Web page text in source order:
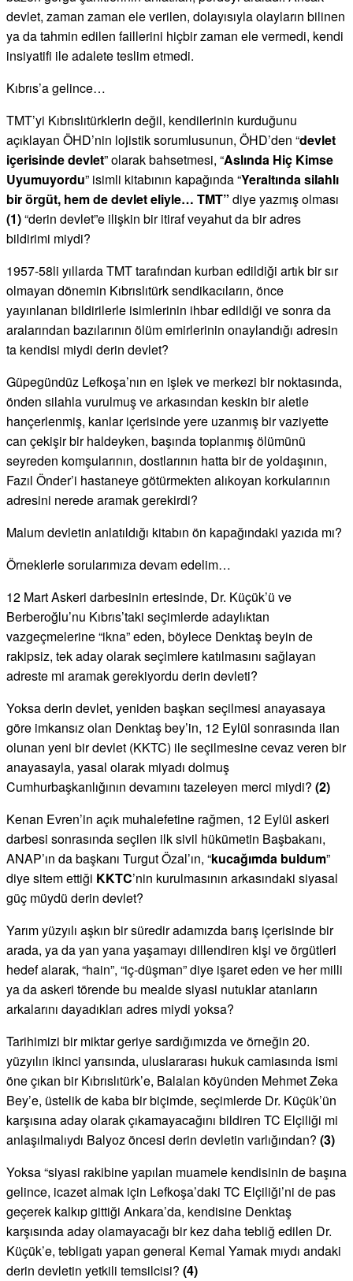
devlet, zaman zaman ele verilen, dolayısıyla olayların bilinen
ya da tahmin edilen faillerini hiçbir zaman ele vermedi, kendi
insiyatifi ile adalete teslim etmedi.
Kıbrıs’a gelince…
TMT’yi Kıbrıslıtürklerin değil, kendilerinin kurduğunu
açıklayan ÖHD’nin lojistik sorumlusunun, ÖHD’den “devlet
içerisinde devlet” olarak bahsetmesi, “Aslında Hiç Kimse
Uyumuyordu” isimli kitabının kapağında “Yeraltında silahlı
bir örgüt, hem de devlet eliyle… TMT” diye yazmış olması
(1)“derin devlet”e ilişkin bir itiraf veyahut da bir adres
bildirimi miydi?
1957-58li yıllarda TMT tarafından kurban edildiği artık bir sır
olmayan dönemin Kıbrıslıtürk sendikacıların, önce
yayınlanan bildirilerle isimlerinin ihbar edildiği ve sonra da
aralarından bazılarının ölüm emirlerinin onaylandığı adresin
ta kendisi miydi derin devlet?
Güpegündüz Lefkoşa’nın en işlek ve merkezi bir noktasında,
önden silahla vurulmuş ve arkasından keskin bir aletle
hançerlenmiş, kanlar içerisinde yere uzanmış bir vaziyette
can çekişir bir haldeyken, başında toplanmış ölümünü
seyreden komşularının, dostlarının hatta bir de yoldaşının,
Fazıl Önder’i hastaneye götürmekten alıkoyan korkularının
adresini nerede aramak gerekirdi?
Malum devletin anlatıldığı kitabın ön kapağındaki yazıda mı?
Örneklerle sorularımıza devam edelim…
12 Mart Askeri darbesinin ertesinde, Dr. Küçük’ü ve
Berberoğlu’nu Kıbrıs’taki seçimlerde adaylıktan
vazgeçmelerine “ikna” eden, böylece Denktaş beyin de
rakipsiz, tek aday olarak seçimlere katılmasını sağlayan
adreste mi aramak gerekiyordu derin devleti?
Yoksa derin devlet, yeniden başkan seçilmesi anayasaya
göre imkansız olan Denktaş bey’in, 12 Eylül sonrasında ilan
olunan yeni bir devlet (KKTC) ile seçilmesine cevaz veren bir
anayasayla, yasal olarak miyadı dolmuş
Cumhurbaşkanlığının devamını tazeleyen merci miydi? (2)
Kenan Evren’in açık muhalefetine rağmen, 12 Eylül askeri
darbesi sonrasında seçilen ilk sivil hükümetin Başbakanı,
ANAP’ın da başkanı Turgut Özal’ın, “kucağımda buldum”
diye sitem ettiği KKTC’nin kurulmasının arkasındaki siyasal
güç müydü derin devlet?
Yarım yüzyılı aşkın bir süredir adamızda barış içerisinde bir
arada, ya da yan yana yaşamayı dillendiren kişi ve örgütleri
hedef alarak, “hain”, “iç-düşman” diye işaret eden ve her milli
ya da askeri törende bu mealde siyasi nutuklar atanların
arkalarını dayadıkları adres miydi yoksa?
Tarihimizi bir miktar geriye sardığımızda ve örneğin 20.
yüzyılın ikinci yarısında, uluslararası hukuk camiasında ismi
öne çıkan bir Kıbrıslıtürk’e, Balalan köyünden Mehmet Zeka
Bey’e, üstelik de kaba bir biçimde, seçimlerde Dr. Küçük’ün
karşısına aday olarak çıkamayacağını bildiren TC Elçiliği mi
anlaşılmalıydı Balyoz öncesi derin devletin varlığından? (3)
Yoksa “siyasi rakibine yapılan muamele kendisinin de başına
gelince, icazet almak için Lefkoşa’daki TC Elçiliği’ni de pas
geçerek kalkıp gittiği Ankara’da, kendisine Denktaş
karşısında aday olamayacağı bir kez daha tebliğ edilen Dr.
Küçük’e, tebligatı yapan general Kemal Yamak mıydı andaki
derin devletin yetkili temsilcisi? (4)